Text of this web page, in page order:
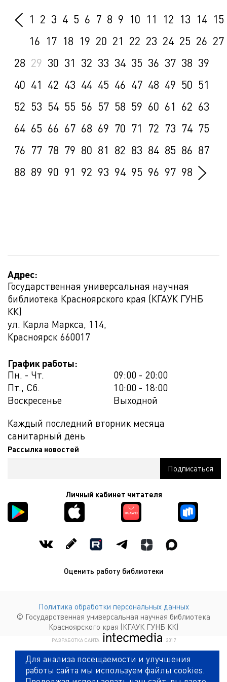
1 2 3 4 5 6 7 8 9 10 11 12 13 14 15
16 17 18 19 20 21 22 23 24 25 26 27
28 29 30 31 32 33 34 35 36 37 38 39
40 41 42 43 44 45 46 47 48 49 50 51
52 53 54 55 56 57 58 59 60 61 62 63
64 65 66 67 68 69 70 71 72 73 74 75
76 77 78 79 80 81 82 83 84 85 86 87
88 89 90 91 92 93 94 95 96 97 98
Адрес:
Государственная универсальная научная
библиотека Красноярского края (КГАУК ГУНБ
КК)
ул. Карла Маркса, 114,
Красноярск 660017
График работы:
Пн. - Чт.
09:00 - 20:00
Пт., Сб.
10:00 - 18:00
Воскресенье
Выходной
Каждый последний вторник месяца
санитарный день
Рассылка новостей
Личный кабинет читателя
Оценить работу библиотеки
Политика обработки персональных данных
© Государственная универсальная научная библиотека
Красноярского края (КГАУК ГУНБ КК)
РАЗРАБОТКА САЙТА КОМПАНИЯ ИНТЕКМЕДИА
2017
Для анализа посещаемости и улучшения
работы сайта мы используем файлы cookies.